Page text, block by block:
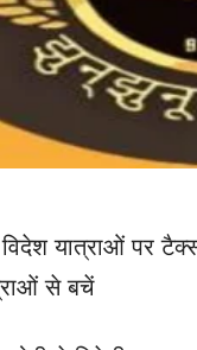
विदेश यात्राओं पर
से बचें